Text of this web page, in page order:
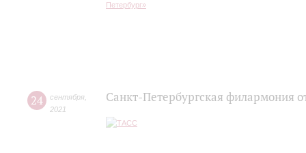
24 сентября
2021
Санкт-Петербургская филармония